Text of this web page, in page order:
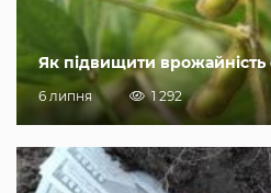
Як підвищити врожайність
6 липня 1 292